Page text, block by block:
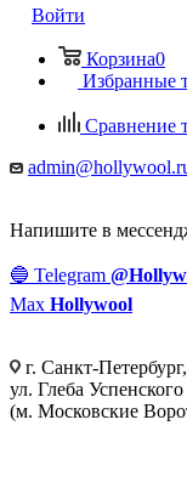
Войти
Корзина0
Избранные
Сравнение
Напишите в
🔵 Telegram
Max Hollywool
г. Санкт-Петербург,
ул. Глеба Успенского
(м. Московские